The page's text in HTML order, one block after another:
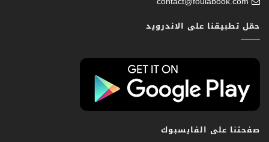
حمّل تطبيقنا على الاندرويد
صفحتنا على الفايسبوك